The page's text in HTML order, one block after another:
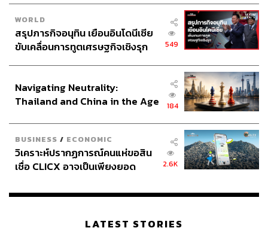
WORLD
สรุปภารกิจอนุทิน เยือนอินโดนีเซีย
ขับเคลื่อนการทูตเศรษฐกิจเชิงรุก
549
Navigating Neutrality:
Thailand and China in the Age
184
BUSINESS / ECONOMIC
วิเคราะห์ปรากฏการณ์คนแห่ขอสิน
เชื่อ CLICX อาจเป็นเพียงยอด
เรือนไทยที่ถูกซุกไว้
2.6K
LATEST STORIES